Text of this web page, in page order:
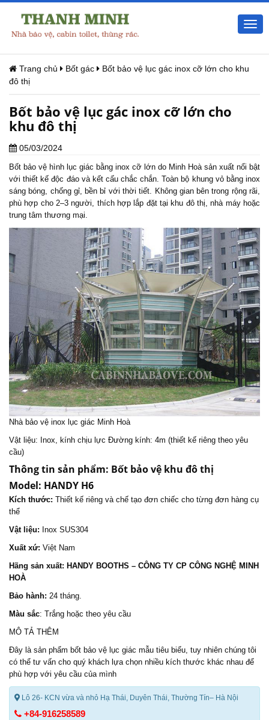
Trang chủ Bốt gác
Bốt bảo vệ lục gác inox cỡ lớn cho khu
đô thị
Bốt bảo vệ lục gác inox cỡ lớn cho
khu đô thị
05/03/2024
Bốt bảo vệ hình lục giác bằng inox cỡ lớn do Minh Hoà sản xuất nổi bật
với thiết kế độc đáo và kết cấu chắc chắn. Toàn bộ khung vỏ bằng inox
sáng bóng, chống gỉ, bền bỉ với thời tiết. Không gian bên trong rộng rãi,
phù hợp cho 2–3 người, thích hợp lắp đặt tại khu đô thị, nhà máy hoặc
trung tâm thương mại.
Nhà bảo vệ inox lục giác Minh Hoà
Vật liệu: Inox, kính chịu lực Đường kính: 4m (thiết kế riêng theo yêu
cầu)
Thông tin sản phẩm: Bốt bảo vệ khu đô thị
Model: HANDY H6
Kích thước: Thiết kế riêng và chế tạo đơn chiếc cho từng đơn hàng cụ
thể
Vật liệu: Inox SUS304
Xuất xứ: Việt Nam
Hãng sản xuất: HANDY BOOTHS – CÔNG TY CP CÔNG NGHỆ MINH
HOÀ
Bảo hành: 24 tháng.
Màu sắc: Trắng hoặc theo yêu cầu
MÔ TẢ THÊM
Đây là sản phẩm bốt bảo vệ lục giác mẫu tiêu biểu, tuy nhiên chúng tôi
có thể tư vấn cho quý khách lựa chọn nhiều kích thước khác nhau để
phù hợp với yêu cầu của mình
Lô 26- KCN vừa và nhỏ Hạ Thái, Duyên Thái, Thường Tín– Hà Nội
+84-916258589